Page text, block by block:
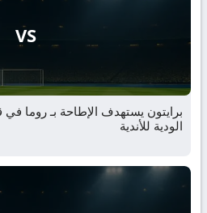
VS
برايتون يستهدف الإطاحة بـ روما في
الودية للأندية